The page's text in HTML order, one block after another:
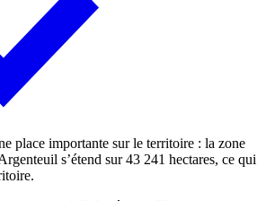
place importante sur le territoire : la zone
s’étend sur 43 241 hectares, ce qui